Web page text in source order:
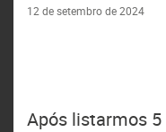
12 de setembro de 2024
Após listarmos 5